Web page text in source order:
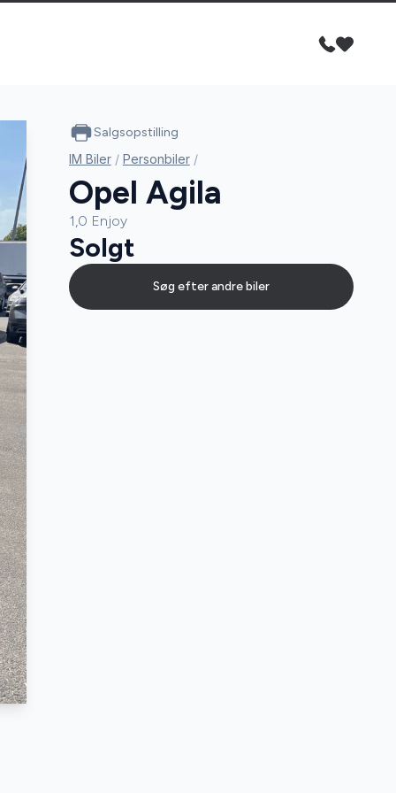
Salgsopstilling
IM Biler / Personbiler /
Opel Agila
1,0 Enjoy
Solgt
Søg efter andre biler